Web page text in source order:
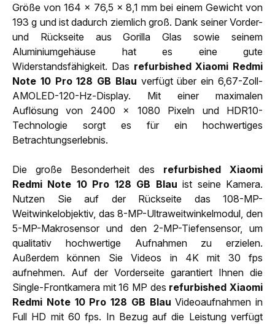
Größe von 164 x 76,5 x 8,1 mm bei einem Gewicht von
193 g und ist dadurch ziemlich groß. Dank seiner Vorder-
und Rückseite aus Gorilla Glas sowie seinem
Aluminiumgehäuse hat es eine gute
Widerstandsfähigkeit. Das refurbished Xiaomi Redmi
Note 10 Pro 128 GB Blau verfügt über ein 6,67-Zoll-
AMOLED-120-Hz-Display. Mit einer maximalen
Auflösung von 2400 x 1080 Pixeln und HDR10-
Technologie sorgt es für ein hochwertiges
Betrachtungserlebnis.
Die große Besonderheit des refurbished Xiaomi
Redmi Note 10 Pro 128 GB Blau ist seine Kamera.
Nutzen Sie auf der Rückseite das 108-MP-
Weitwinkelobjektiv, das 8-MP-Ultraweitwinkelmodul, den
5-MP-Makrosensor und den 2-MP-Tiefensensor, um
qualitativ hochwertige Aufnahmen zu erzielen.
Außerdem können Sie Videos in 4K mit 30 fps
aufnehmen. Auf der Vorderseite garantiert Ihnen die
Single-Frontkamera mit 16 MP des refurbished Xiaomi
Redmi Note 10 Pro 128 GB Blau Videoaufnahmen in
Full HD mit 60 fps. In Bezug auf die Leistung verfügt